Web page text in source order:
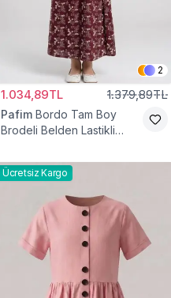
2
1.034,89TL 1.379,89TL
Pafim Bordo Tam Boy
Brodeli Belden Lastikli
Ücretsiz Kargo